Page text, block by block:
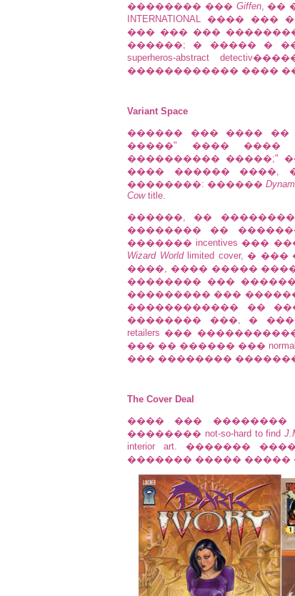
�������� ��� Giffen, ��
INTERNATIONAL ����
��� ��� ��� ��������-
������; � ����� �
superheros-abstract
������������ ����
Variant Space
������ ��� ���� ��
�����" ���� ����
���������� �����;"
���� ������ ����,
��������: ������
Cowtitle.
������, ��
�������� ��
������� incentives ���
Wizard Worldlimited cover, �
����, ���� �����
�������� ���
��������� ���
������������ ��
�������� ���, �
retailers ���
��� �� ������ ���
��� ��������
The Cover Deal
���� ��� ��������
�������� not-so-hard to find
interior art. �������
������� ����� �����